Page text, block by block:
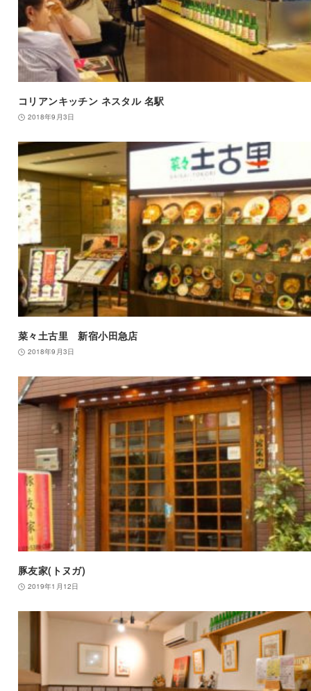
コリアンキッチン ネスタル 名駅
2018年9月3日
菜々土古里 新宿小田急店
2018年9月3日
豚友家(トヌガ)
2019年1月12日